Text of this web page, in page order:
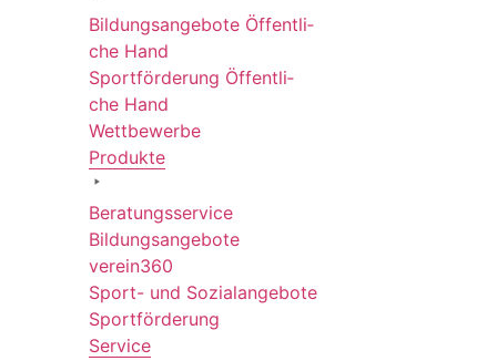
Bildungs­an­ge­bote Öffent­li­
che Hand
Sport­för­de­rung Öffent­li­
che Hand
Wett­be­werbe
Produkte
Bera­tungs­ser­vice
Bildungs­an­ge­bote
verein360
Sport- und Sozialangebote
Sport­för­de­rung
Service